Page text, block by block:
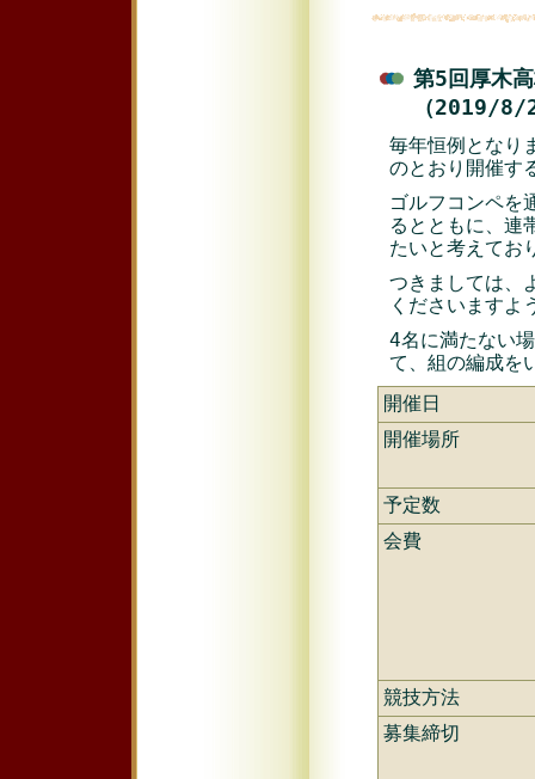
第5回厚木
（2019/8/
毎年恒例となり
のとおり開催す
ゴルフコンペを
るとともに、連
たいと考えてお
つきましては、
くださいますよ
4名に満たない
て、組の編成を
開催日
開催場所
予定数
会費
競技方法
募集締切